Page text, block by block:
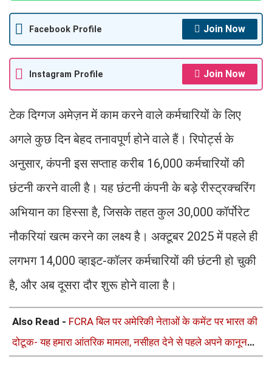
Facebook Profile Join Now
Instagram Profile Join Now
टेक दिग्गज अमेज़न में काम करने वाले कर्मचारियों के लिए
अगले कुछ दिन बेहद तनावपूर्ण होने वाले हैं। रिपोर्ट्स के
अनुसार, कंपनी इस सप्ताह करीब 16,000 कर्मचारियों की
छंटनी करने वाली है। यह छंटनी कंपनी के बड़े रीस्ट्रक्चरिंग
अभियान का हिस्सा है, जिसके तहत कुल 30,000 कॉर्पोरेट
नौकरियां खत्म करने का लक्ष्य है। अक्टूबर 2025 में पहले ही
लगभग 14,000 व्हाइट-कॉलर कर्मचारियों की छंटनी हो चुकी
है, और अब दूसरा दौर शुरू होने वाला है।
Also Read - FCRA बिल पर अमेरिकी नेताओं के कमेंट पर भारत की
दोटूक- यह हमारा आंतरिक मामला, नसीहत देने से पहले अपने कानून